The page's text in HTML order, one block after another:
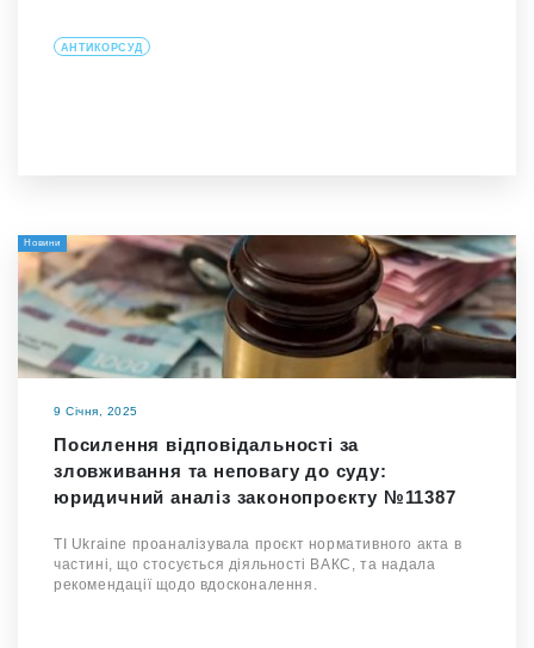
АНТИКОРСУД
Новини
9 Січня, 2025
Посилення відповідальності за
зловживання та неповагу до суду:
юридичний аналіз законопроєкту №11387
TI Ukraine проаналізувала проєкт нормативного акта в
частині, що стосується діяльності ВАКС, та надала
рекомендації щодо вдосконалення.